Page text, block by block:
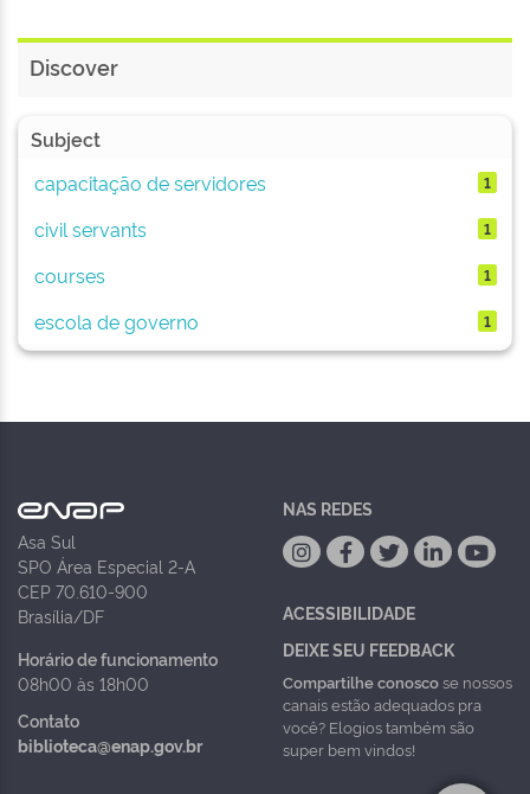
Discover
Subject
capacitação de servidores
1
civil servants 1
courses 1
escola de governo 1
Asa Sul
SPO Área Especial 2-A
CEP 70.610-900
Brasília/DF
Horário de funcionamento
08h00 às 18h00
Contato
biblioteca@enap.gov.br
NAS REDES
ACESSIBILIDADE
DEIXE SEU FEEDBACK
Compartilhe conoscose nossos
canais estão adequados pra
você? Elogios também são
super bem vindos!